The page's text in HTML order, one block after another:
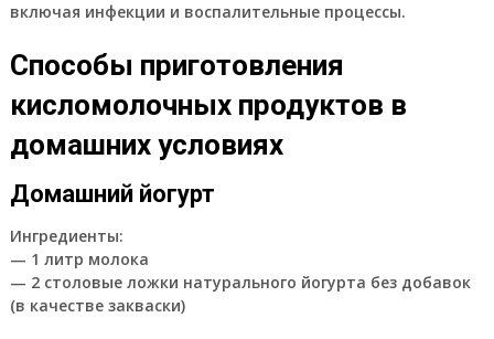
включая инфекции и воспалительные процессы.
Способы приготовления
кисломолочных продуктов в
домашних условиях
Домашний йогурт
Ингредиенты:
— 1 литр молока
— 2 столовые ложки натурального йогурта без добавок
(в качестве закваски)